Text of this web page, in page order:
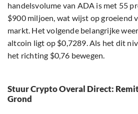
handelsvolume van ADA is met 55
$900 miljoen, wat wijst op groeiend
markt. Het volgende belangrijke
altcoin ligt op $0,7289. Als het dit
het richting $0,76 bewegen.
Stuur Crypto Overal Direct:
Grond